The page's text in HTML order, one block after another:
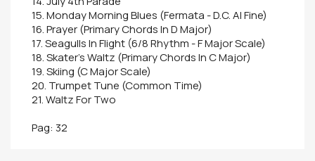
15. Monday Morning Blues (Fermata - D.C. Al Fine)
16. Prayer (Primary Chords In D Major)
17. Seagulls In Flight (6/8 Rhythm - F Major Scale)
18. Skater's Waltz (Primary Chords In C Major)
19. Skiing (C Major Scale)
20. Trumpet Tune (Common Time)
21. Waltz For Two
Pag: 32